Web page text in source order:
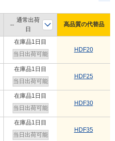
通常出荷
日
高品質の代替品
在庫品1日目
当日出荷可能
HDF20
在庫品1日目
当日出荷可能
HDF25
在庫品1日目
当日出荷可能
HDF30
在庫品1日目
当日出荷可能
HDF35